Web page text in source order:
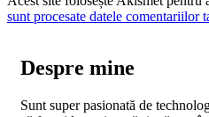
sunt procesate datele comentariilor
Despre mine
Sunt super pasionată de